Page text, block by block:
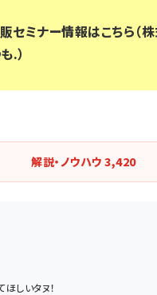
セミナー情報はこちら（
.）
解説・ノウハウ3,420
しいタヌ！